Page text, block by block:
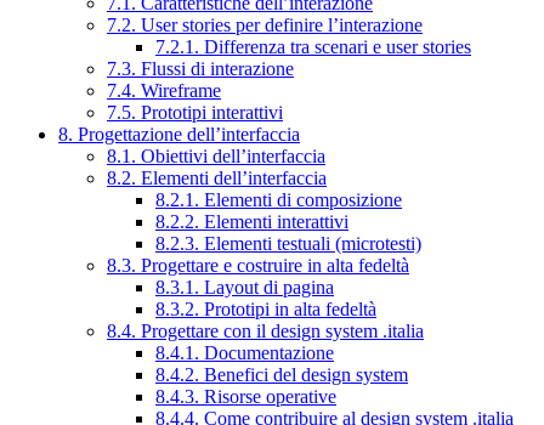
7.2. User stories per definire l’interazione
7.2.1. Differenza tra scenari e user stories
7.3. Flussi di interazione
7.4. Wireframe
7.5. Prototipi interattivi
8. Progettazione dell’interfaccia
8.1. Obiettivi dell’interfaccia
8.2. Elementi dell’interfaccia
8.2.1. Elementi di composizione
8.2.2. Elementi interattivi
8.2.3. Elementi testuali (microtesti)
8.3. Progettare e costruire in alta fedeltà
8.3.1. Layout di pagina
8.3.2. Prototipi in alta fedeltà
8.4. Progettare con il design system .italia
8.4.1. Documentazione
8.4.2. Benefici del design system
8.4.3. Risorse operative
8.4.4. Come contribuire al design system .italia